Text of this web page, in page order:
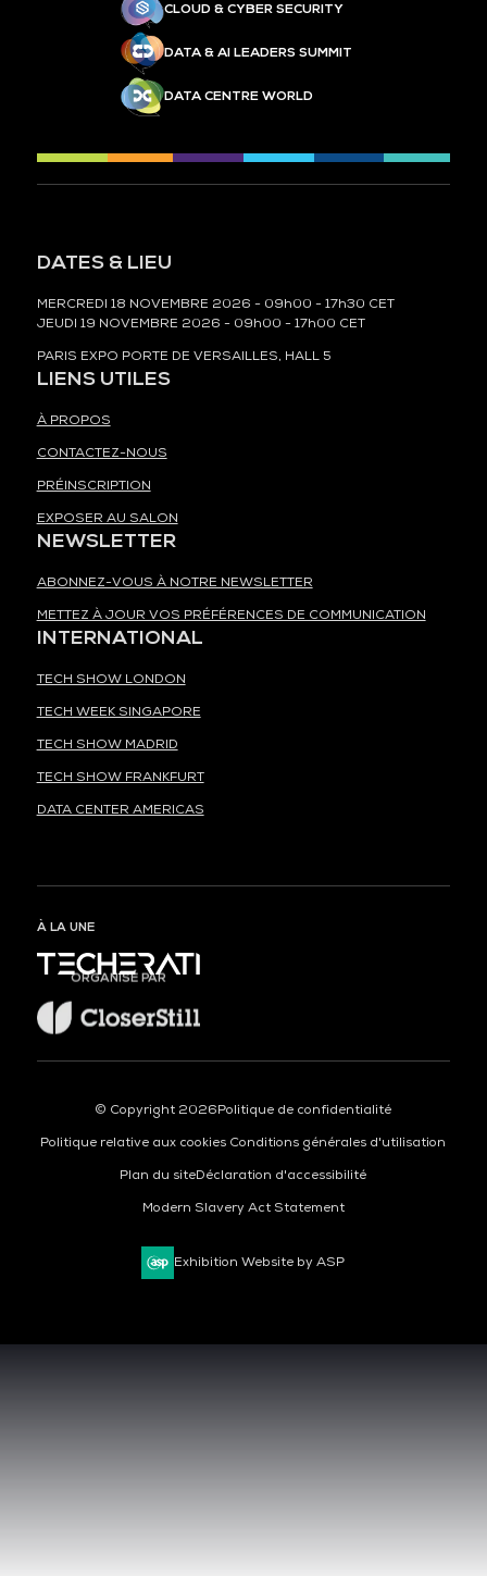
CLOUD & CYBER SECURITY
DATA & AI LEADERS SUMMIT
DATA CENTRE WORLD
DATES & LIEU
MERCREDI 18 NOVEMBRE 2026 - 09h00 - 17h30 CET
JEUDI 19 NOVEMBRE 2026 - 09h00 - 17h00 CET
PARIS EXPO PORTE DE VERSAILLES, HALL 5
LIENS UTILES
À PROPOS
CONTACTEZ-NOUS
PRÉINSCRIPTION
EXPOSER AU SALON
NEWSLETTER
ABONNEZ-VOUS À NOTRE NEWSLETTER
METTEZ À JOUR VOS PRÉFÉRENCES DE COMMUNICATION
INTERNATIONAL
TECH SHOW LONDON
TECH WEEK SINGAPORE
TECH SHOW MADRID
TECH SHOW FRANKFURT
DATA CENTER AMERICAS
À LA UNE
ORGANISÉ PAR
© Copyright 2026Politique de confidentialité
Politique relative aux cookies Conditions générales d'utilisation
Plan du siteDéclaration d'accessibilité
Modern Slavery Act Statement
Exhibition Website by ASP